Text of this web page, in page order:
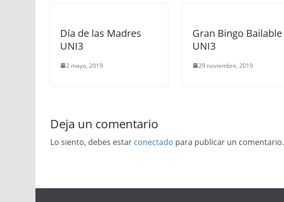
Día de las Madres
UNI3
2 mayo, 2019
Gran Bingo Bailable
UNI3
29 noviembre, 2019
Deja un comentario
Lo siento, debes estar conectado para publicar un comentario.